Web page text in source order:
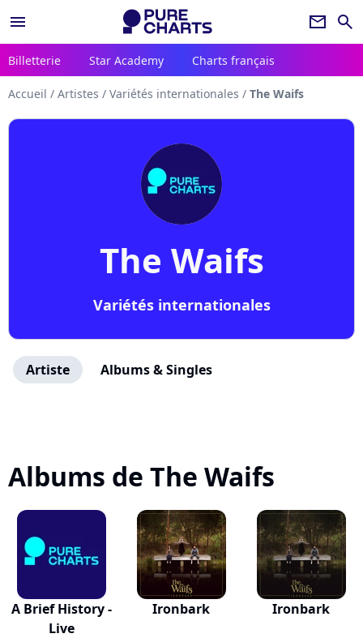
menu newsletter search
Billetterie Star Academy Charts français
Accueil / Artistes / Variétés internationales / The Waifs
The Waifs
Variétés internationales
Artiste Albums & Singles
Albums de The Waifs
A Brief History -
Live
Ironbark Ironbark